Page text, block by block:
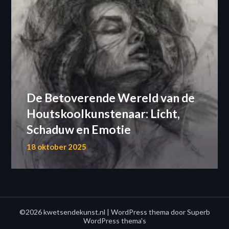
De Betoverende Wereld van de
Houtskoolkunstenaar: Licht,
Schaduw en Emotie
18 oktober 2025
©2026 kwetsendekunst.nl | WordPress thema doorSuperb
WordPress thema's